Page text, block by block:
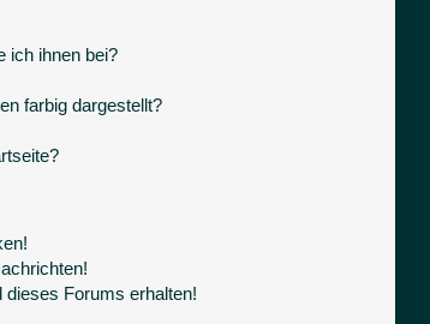
ich ihnen bei?
farbig dargestellt?
Forums erhalten!